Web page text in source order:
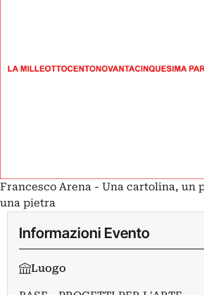
Francesco Arena - Una cartolina, un
una pietra
Informazioni Evento
Luogo